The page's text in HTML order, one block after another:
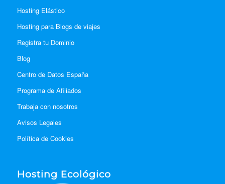
Hosting Elástico
Hosting para Blogs de viajes
Registra tu Dominio
Blog
Centro de Datos España
Programa de Afiliados
Trabaja con nosotros
Avisos Legales
Política de Cookies
Hosting Ecológico